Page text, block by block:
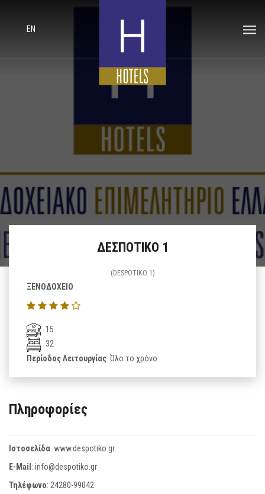
EN
ΔΕΣΠΟΤΙΚΟ 1
(DESPOTIKO 1)
ΞΕΝΟΔΟΧΕΙΟ
15
32
Περίοδος Λειτουργίας: Όλο το χρόνο
Πληροφορίες
Ιστοσελίδα: www.despotiko.gr
E-Mail: info@despotiko.gr
Τηλέφωνο: 24280-99042